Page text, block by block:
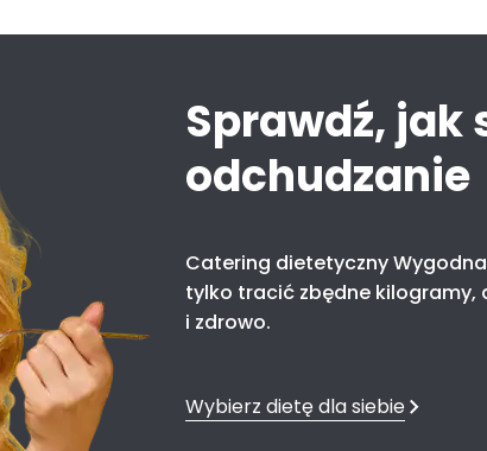
Sprawdź, jak
odchudzanie
Catering dietetyczny
tylko tracić zbędne kilogramy,
i zdrowo.
Wybierz dietę dla siebie